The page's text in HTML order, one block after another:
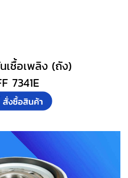
เชื้อเพลิง (ถัง)
7341E